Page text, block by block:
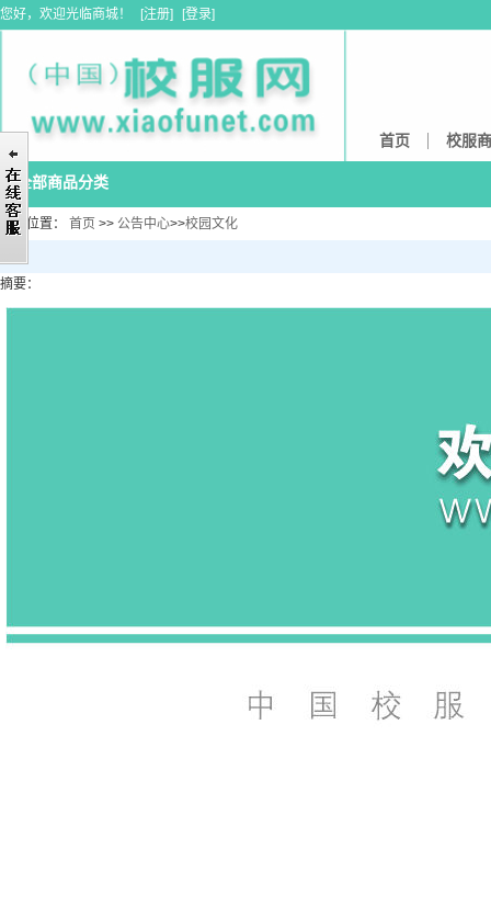
您好，欢迎光临商城！ [注册] [登录]
全部商品分类
首页 校服
当前位置： 首页 >> 公告中心>>校园文化
摘要：